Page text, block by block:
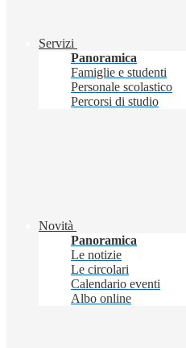
Servizi
Panoramica
Famiglie e studenti
Personale scolastico
Percorsi di studio
Novità
Panoramica
Le notizie
Le circolari
Calendario eventi
Albo online